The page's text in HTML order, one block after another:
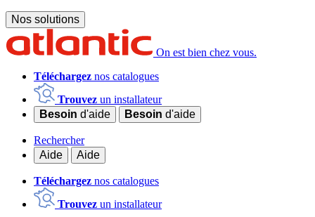
Nos solutions
On est bien chez vous.
Téléchargez nos catalogues
Trouvez un installateur
Besoin d'aide Besoin d'aide
Rechercher
Aide
Aide
Téléchargez nos catalogues
Trouvez un installateur